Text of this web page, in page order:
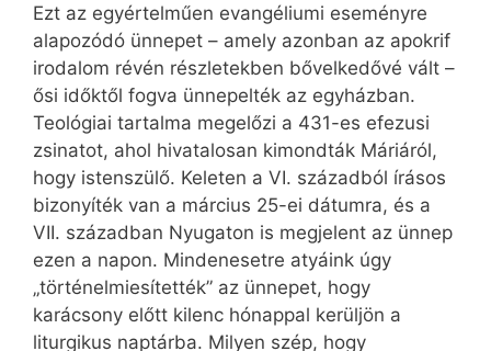
Ezt az egyértelműen evangéliumi eseményre
alapozódó ünnepet – amely azonban az apokrif
irodalom révén részletekben bővelkedővé vált –
ősi időktől fogva ünnepelték az egyházban.
Teológiai tartalma megelőzi a 431-es efezusi
zsinatot, ahol hivatalosan kimondták Máriáról,
hogy istenszülő. Keleten a VI. századból írásos
bizonyíték van a március 25-ei dátumra, és a
VII. században Nyugaton is megjelent az ünnep
ezen a napon. Mindenesetre atyáink úgy
„történelmiesítették” az ünnepet, hogy
karácsony előtt kilenc hónappal kerüljön a
liturgikus naptárba. Milyen szép, hogy